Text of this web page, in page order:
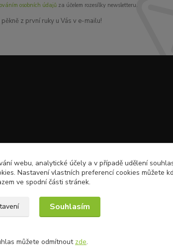
osobních údajůza účelem rozesílky newsletteru.
z první ruky u Vás v e-mailu!
webu, analytické účely a v případě udělení
Nastavení vlastních preferencí cookies můžete
ve spodní části stránek.
Souhlasím
můžete odmítnout zde.